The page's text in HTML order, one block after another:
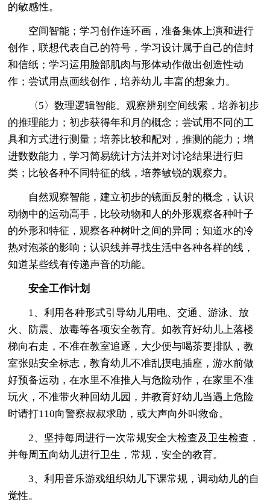
的敏感性。
空间智能；学习创作连环画，准备集体上演和进行
创作，联想代表自己的符号，学习设计属于自己的信封
和信纸；学习运用脸部肌肉与形体动作做出创造性动
作；尝试用点画线创作，培养幼儿 丰富的想象力。
〈5〉数理逻辑智能。观察辨别空间线索，培养初步
的推理能力；初步获得年和月的概念；尝试用不同的工
具和方式进行测量；培养比较和配对，推测的能力；增
进数数能力，学习简易统计方法并对讨论结果进行归
类；比较各种不同特征的线，培养敏锐的观察力。
自然观察智能，建立初步的镜面反射的概念，认识
动物中的运动高手，比较动物和人的外形观察各种叶子
的外形和特征，观察各种树叶之间的异同；知道水的冷
热对泡茶的影响；认识线并寻找生活中各种各样的线，
知道某些线有传递声音的功能。
安全工作计划
1、利用各种形式引导幼儿用电、交通、游泳、放
火、防震、放毒等各项安全教育。如教育好幼儿上落楼
梯向右走，不准在教室追逐，大少便与喝茶要排队，教
室张贴安全标志，教育幼儿不准乱摸电插座，游水前做
好预备运动，在水里不准推人与危险动作，在家里不准
玩火，不准带火种回幼儿园，并教育好幼儿当遇上危险
时请打110向警察叔叔求助，或大声向外叫救命。
2、坚持每周进行一次常规安全大检查及卫生检查，
并每周五向幼儿进行卫生，常规，安全的教育。
3、利用音乐游戏组织幼儿下课常规，调动幼儿的自
觉性。